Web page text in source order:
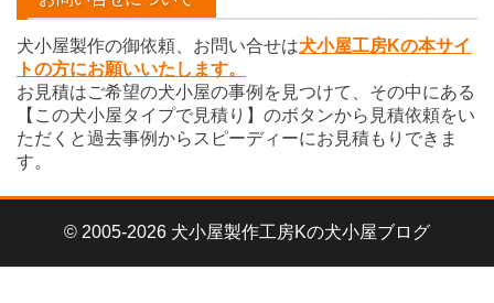
犬小屋製作の御依頼、お問い合せは犬小屋工房Kの本サイ
トの方にお願いいたします。
お見積はご希望の犬小屋の事例を見つけて、その中にある
【この犬小屋タイプで見積り】のボタンから見積依頼をい
ただくと過去事例からスピーディーにお見積もりできま
す。
© 2005-2026 犬小屋製作工房Kの犬小屋ブログ